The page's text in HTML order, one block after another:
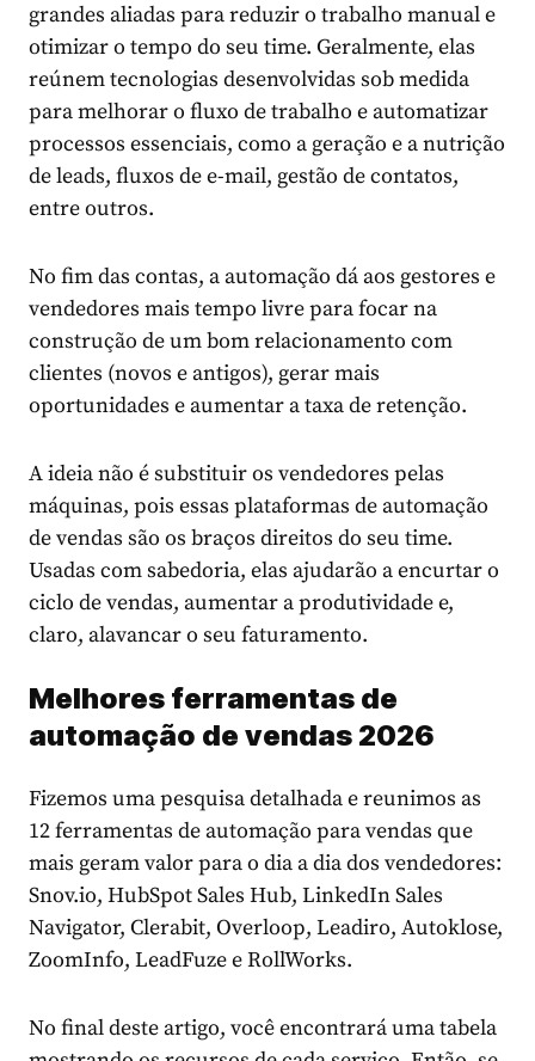
grandes aliadas para reduzir o trabalho manual e
otimizar o tempo do seu time. Geralmente, elas
reúnem tecnologias desenvolvidas sob medida
para melhorar o fluxo de trabalho e automatizar
processos essenciais, como a geração e a nutrição
de leads, fluxos de e-mail, gestão de contatos,
entre outros.
No fim das contas, a automação dá aos gestores e
vendedores mais tempo livre para focar na
construção de um bom relacionamento com
clientes (novos e antigos), gerar mais
oportunidades e aumentar a taxa de retenção.
A ideia não é substituir os vendedores pelas
máquinas, pois essas plataformas de automação
de vendas são os braços direitos do seu time.
Usadas com sabedoria, elas ajudarão a encurtar o
ciclo de vendas, aumentar a produtividade e,
claro, alavancar o seu faturamento.
Melhores ferramentas de
automação de vendas 2026
Fizemos uma pesquisa detalhada e reunimos as
12 ferramentas de automação para vendas que
mais geram valor para o dia a dia dos vendedores:
Snov.io, HubSpot Sales Hub, LinkedIn Sales
Navigator, Clerabit, Overloop, Leadiro, Autoklose,
ZoomInfo, LeadFuze e RollWorks.
No final deste artigo, você encontrará uma tabela